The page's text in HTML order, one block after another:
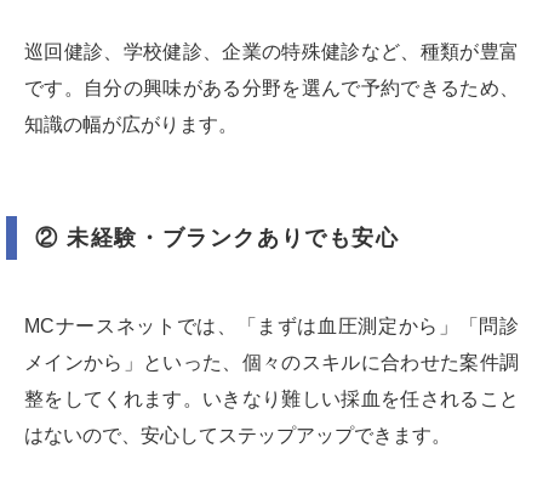
巡回健診、学校健診、企業の特殊健診など、種類が豊富
です。自分の興味がある分野を選んで予約できるため、
知識の幅が広がります。
② 未経験・ブランクありでも安心
MCナースネットでは、「まずは血圧測定から」「問診
メインから」といった、個々のスキルに合わせた案件調
整をしてくれます。いきなり難しい採血を任されること
はないので、安心してステップアップできます。